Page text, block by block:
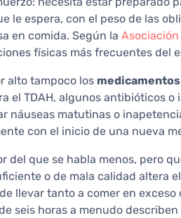
le espera, con el peso de las
en comida. Según la
físicas más frecuentes del
alto tampoco los
el TDAH, algunos antibióticos
náuseas matutinas o
con el inicio de una nueva
del que se habla menos, pero
o de mala calidad altera
llevar tanto a comer en
seis horas a menudo